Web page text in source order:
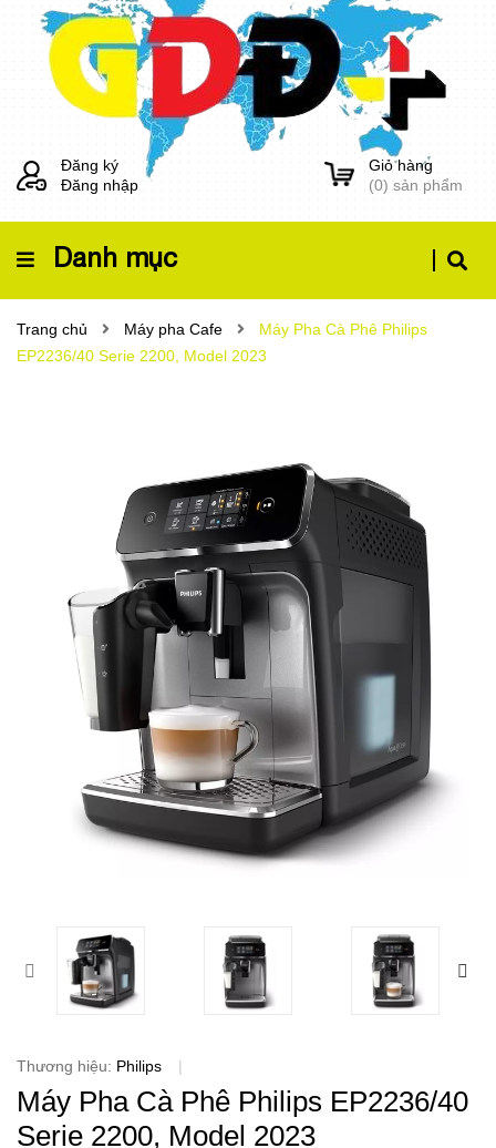
Đăng ký
Đăng nhập
Giỏ hàng
(0) sản phẩm
Danh mục
Trang chủ Máy pha Cafe
Máy Pha Cà Phê Philips
EP2236/40 Serie 2200, Model 2023
Thương hiệu: Philips |
Máy Pha Cà Phê Philips EP2236/40
Serie 2200, Model 2023